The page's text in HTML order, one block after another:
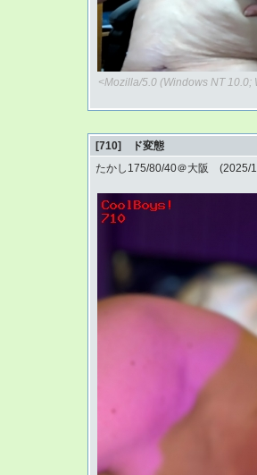
<Mozilla/5.0 (Windows NT
[710] ド変態
たかし175/80/40＠大阪 (2025/